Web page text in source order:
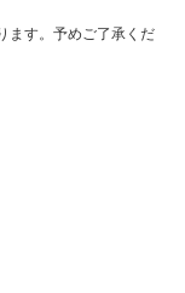
ます。予めご了承くだ